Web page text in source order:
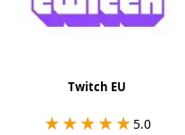
Twitch EU
★★★★★
★★★★★5.0